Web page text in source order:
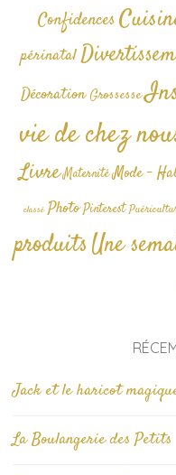
Confidences
périnatal
Décoration Grossesse
vie de chez
Livre Maternité Mode -
classé Photo Pinterest
produitsUne
Jack et le haricot
La Boulangerie des Petits